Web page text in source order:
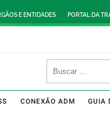
E ENTIDADES PORTAL DA
CONEXÃO ADM GUIA